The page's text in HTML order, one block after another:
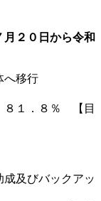
日から令和
移行
１．８％ 【目
及びバックアッ